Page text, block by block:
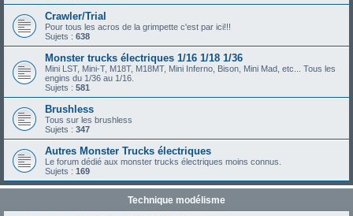
Crawler/Trial
Pour tous les acros de la grimpette c'est par ici!!!
Sujets : 638
Monster trucks électriques 1/16 1/18 1/36
Mini LST, Mini-T, M18T, M18MT, Mini Inferno, Bison, Mini Mad, etc... Tous les
engins du 1/36 au 1/16.
Sujets : 581
Brushless
Tous sur les brushless
Sujets : 347
Autres Monster Trucks électriques
Le forum dédié aux monster trucks électriques moins connus.
Sujets : 169
Technique modélisme